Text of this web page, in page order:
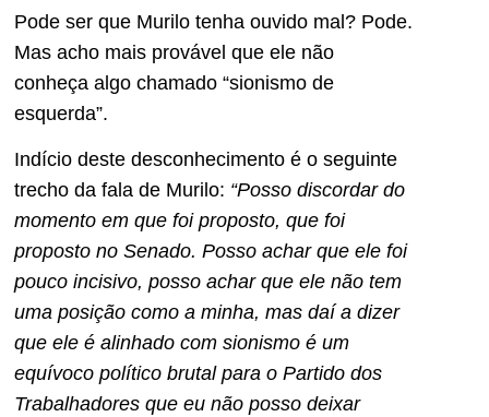
Pode ser que Murilo tenha ouvido mal? Pode.
Mas acho mais provável que ele não
conheça algo chamado “sionismo de
esquerda”.
Indício deste desconhecimento é o seguinte
trecho da fala de Murilo: “Posso discordar do
momento em que foi proposto, que foi
proposto no Senado. Posso achar que ele foi
pouco incisivo, posso achar que ele não tem
uma posição como a minha, mas daí a dizer
que ele é alinhado com sionismo é um
equívoco político brutal para o Partido dos
Trabalhadores que eu não posso deixar